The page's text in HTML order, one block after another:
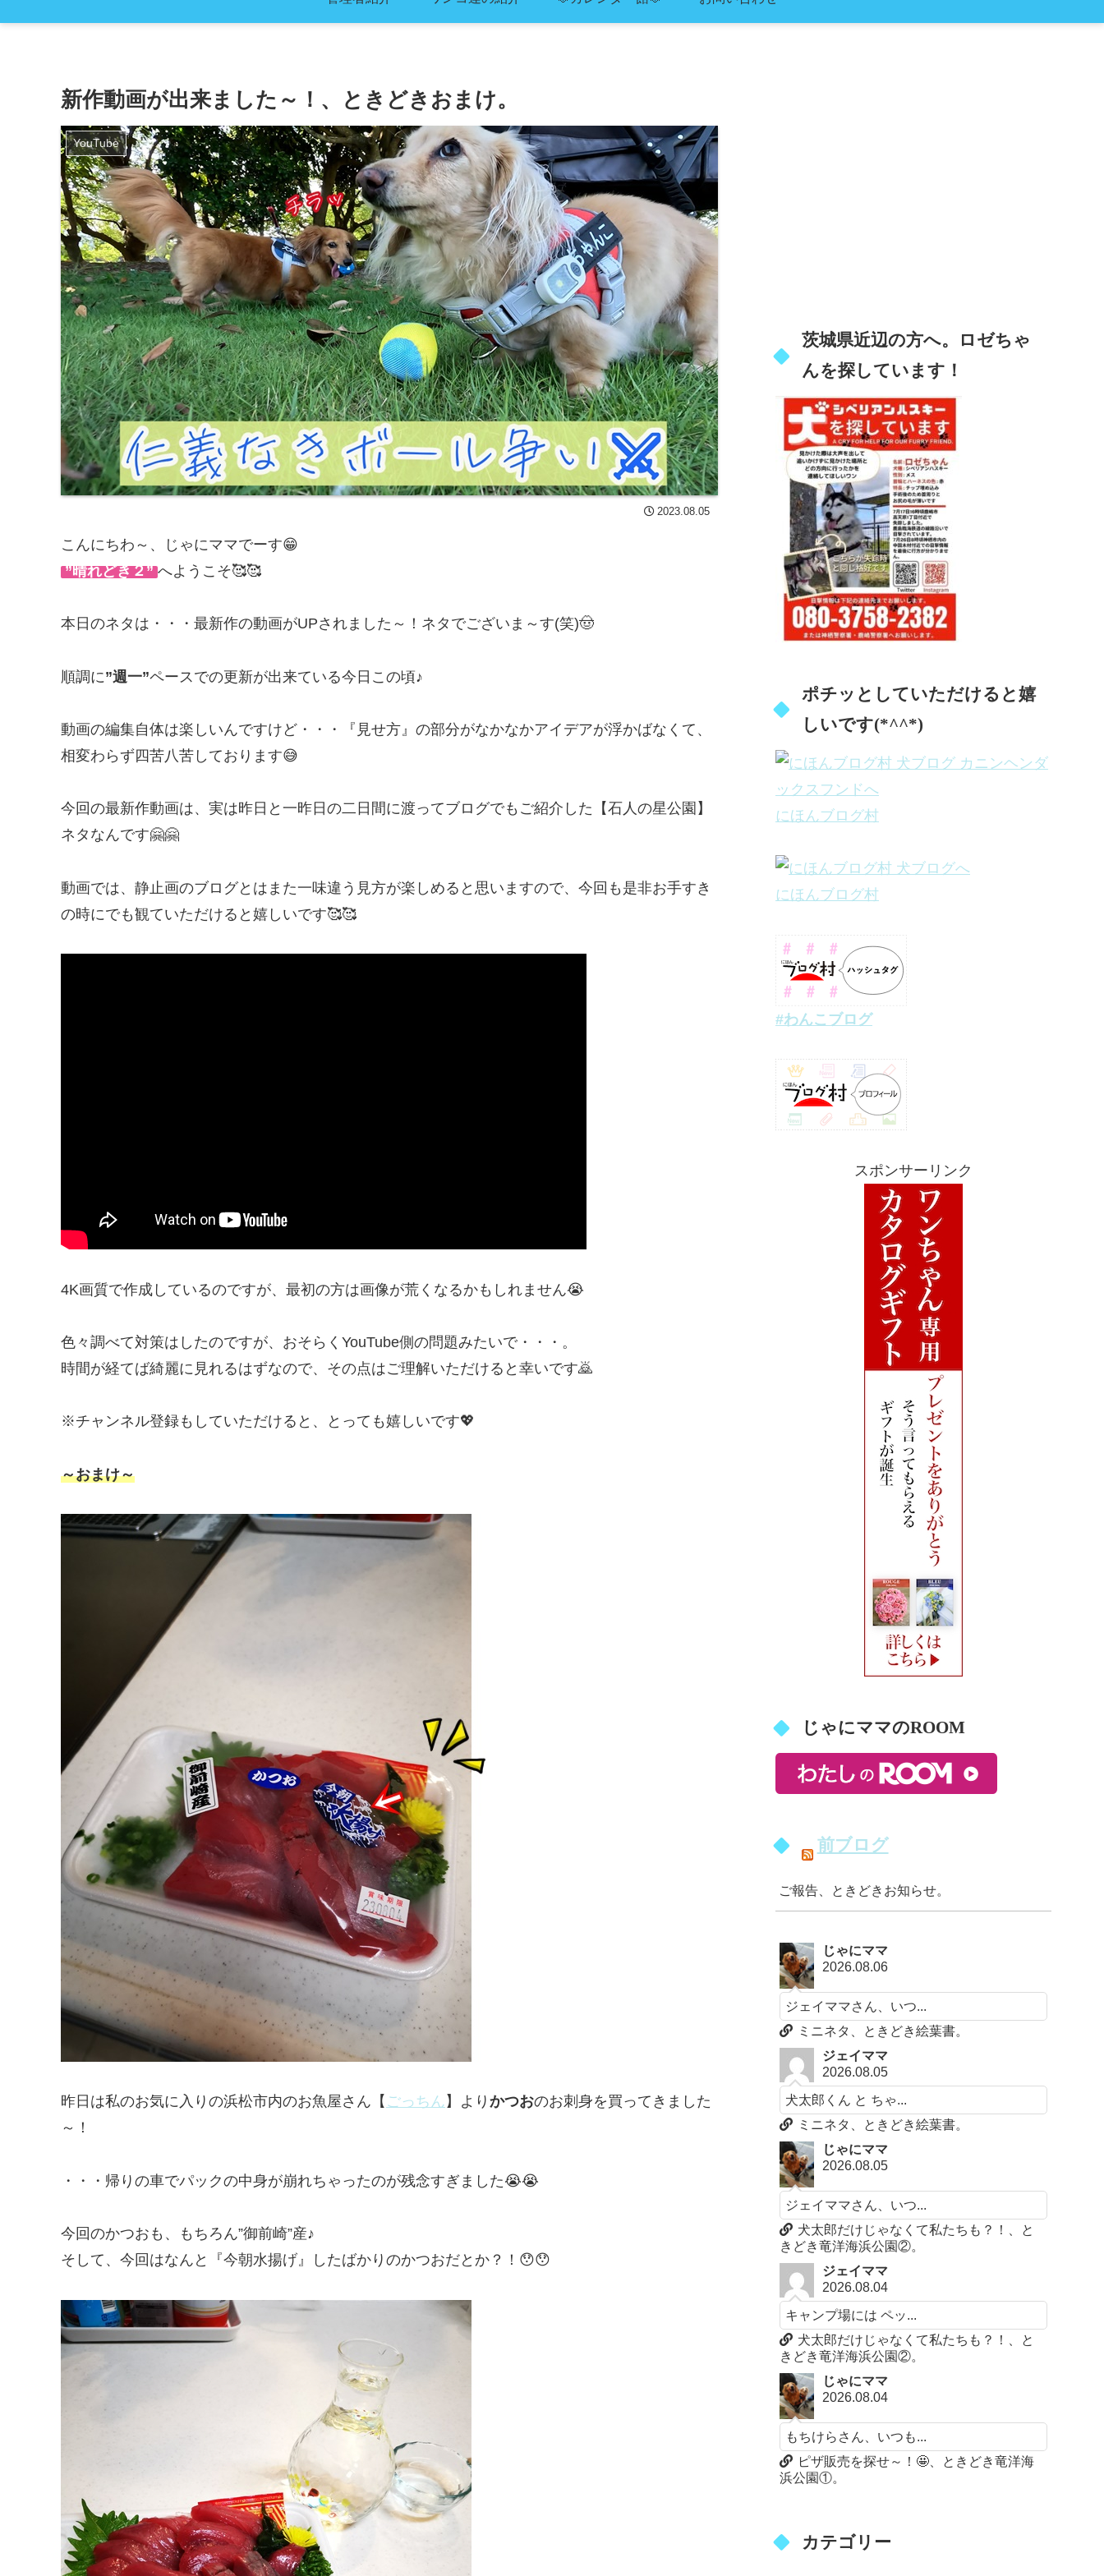
新作動画が出来ました～！、ときどきおまけ。
YouTube
2023.08.05
こんにちわ～、じゃにママでーす😁
”晴れどき２” へようこそ🥰🥰
本日のネタは・・・最新作の動画がUPされました～！ネタでございま～す(笑)🤠
順調に”週一”ペースでの更新が出来ている今日この頃♪
動画の編集自体は楽しいんですけど・・・『見せ方』の部分がなかなかアイデアが浮かばなくて、
相変わらず四苦八苦しております😅
今回の最新作動画は、実は昨日と一昨日の二日間に渡ってブログでもご紹介した【石人の星公園】
ネタなんです🤗🤗
動画では、静止画のブログとはまた一味違う見方が楽しめると思いますので、今回も是非お手すき
の時にでも観ていただけると嬉しいです🥰🥰
4K画質で作成しているのですが、最初の方は画像が荒くなるかもしれません😭
色々調べて対策はしたのですが、おそらくYouTube側の問題みたいで・・・。
時間が経てば綺麗に見れるはずなので、その点はご理解いただけると幸いです🙇
※チャンネル登録もしていただけると、とっても嬉しいです💖
～おまけ～
昨日は私のお気に入りの浜松市内のお魚屋さん【 ごっちん 】より かつおのお刺身を買ってきました
～！
・・・帰りの車でパックの中身が崩れちゃったのが残念すぎました😭😭
今回のかつおも、もちろん”御前崎”産♪
そして、今回はなんと『今朝水揚げ』したばかりのかつおだとか？！😯😯
茨城県近辺の方へ。ロゼちゃ
んを探しています！
ポチッとしていただけると嬉
しいです(*^^*)
にほんブログ村
にほんブログ村
#わんこブログ
スポンサーリンク
じゃにママのROOM
前ブログ
ご報告、ときどきお知らせ。
じゃにママ
2026.08.06
ジェイママさん、いつ...
ミニネタ、ときどき絵葉書。
ジェイママ
2026.08.05
犬太郎くん と ちゃ...
ミニネタ、ときどき絵葉書。
じゃにママ
2026.08.05
ジェイママさん、いつ...
犬太郎だけじゃなくて私たちも？！、と
きどき竜洋海浜公園②。
ジェイママ
2026.08.04
キャンプ場には ペッ...
犬太郎だけじゃなくて私たちも？！、と
きどき竜洋海浜公園②。
じゃにママ
2026.08.04
もちけらさん、いつも...
ピザ販売を探せ～！🤩、ときどき竜洋海
浜公園①。
カテゴリー